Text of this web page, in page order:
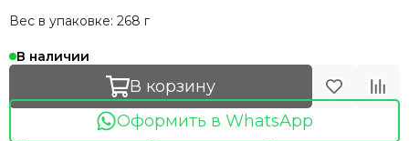
Вес в упаковке: 268 г
В наличии
В корзину
Оформить в WhatsApp